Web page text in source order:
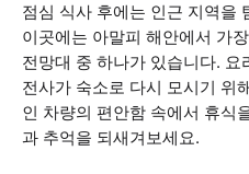
점심 식사 후에는 인근 지역을
이곳에는 아말피 해안에서 가
전망대 중 하나가 있습니다.
전사가 숙소로 다시 모시기 위
인 차량의 편안함 속에서 휴식
과 추억을 되새겨보세요.